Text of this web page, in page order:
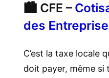
🏙️ CFE –
des
C’est la taxe locale
doit payer, même si